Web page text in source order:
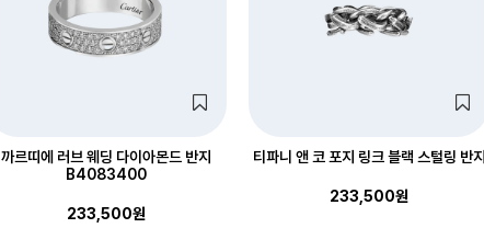
까르띠에 러브 웨딩 다이아몬드 반지
B4083400
233,500원
티파니 앤 코 포지 링크 블랙 스털링 반지
233,500원